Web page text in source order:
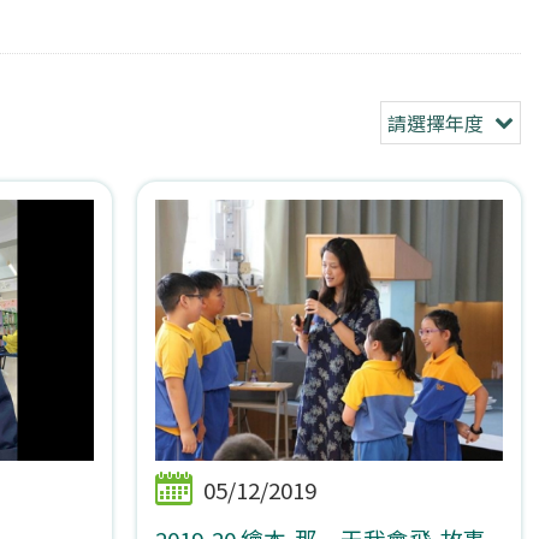
請選擇年度
05/12/2019